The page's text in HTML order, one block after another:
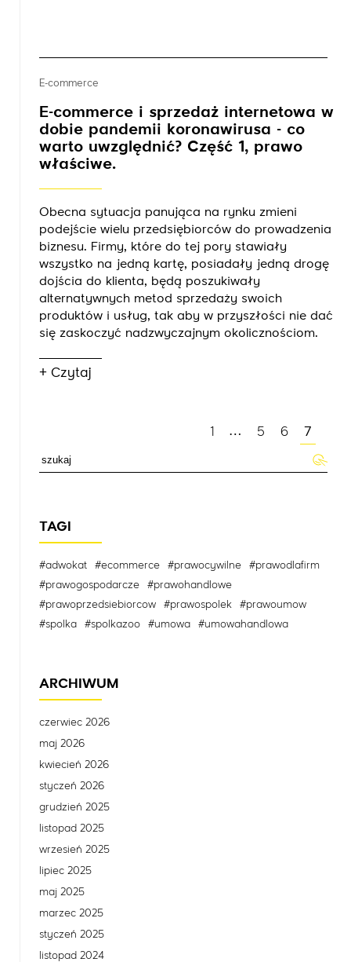
E-commerce
E-commerce i sprzedaż internetowa w
dobie pandemii koronawirusa - co
warto uwzględnić? Część 1, prawo
właściwe.
Obecna sytuacja panująca na rynku zmieni
podejście wielu przedsiębiorców do prowadzenia
biznesu. Firmy, które do tej pory stawiały
wszystko na jedną kartę, posiadały jedną drogę
dojścia do klienta, będą poszukiwały
alternatywnych metod sprzedaży swoich
produktów i usług, tak aby w przyszłości nie dać
się zaskoczyć nadzwyczajnym okolicznościom.
+ Czytaj
1 … 5 6 7
TAGI
#adwokat #ecommerce #prawocywilne
#prawodlafirm
#prawogospodarcze
#prawohandlowe
#prawoprzedsiebiorcow
#prawospolek
#prawoumow
#spolka
#spolkazoo #umowa #umowahandlowa
ARCHIWUM
czerwiec 2026
maj 2026
kwiecień 2026
styczeń 2026
grudzień 2025
listopad 2025
wrzesień 2025
lipiec 2025
maj 2025
marzec 2025
styczeń 2025
listopad 2024